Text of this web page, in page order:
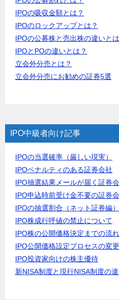
IPOの吸収金額とは？
IPOのロックアップとは？
IPOの公募株と売出株の違いと
IPOとPOの違いとは？
立会外分売とは？
立会外分売にお勧めの証券5選
IPO中級者向け記事
IPOの当選確率（厳しい現実）
IPOペナルティのある証券会社
IPO抽選結果メールが届く証券
IPO申込時前受け金不要の証券
IPOの抽選割合（ネット証券編）
IPO株成行呼値の禁止について
IPO株の公開価格決定までの流れ
IPO公開価格設定プロセスの変更
IPO投資家向けの株主優待
新NISA制度と現行NISA制度の